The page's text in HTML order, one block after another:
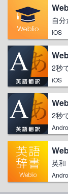
自
iOS
2秒
iOS
2秒
英和